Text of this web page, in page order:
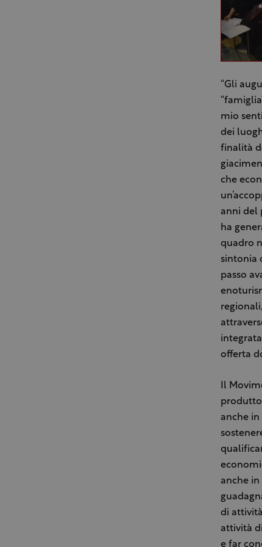
“Gli
mio
dei
finalità
che
anni del
ha
quadro
sintonia
passo
offerta
Il
anche
anche in
di
attività
e far